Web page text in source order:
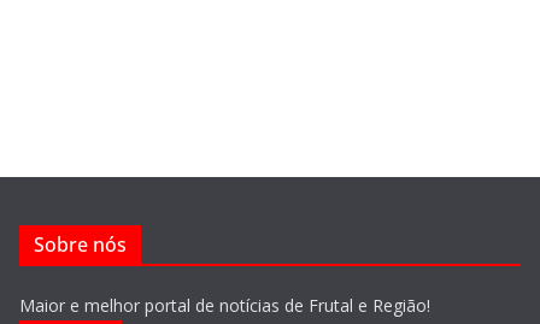
Sobre nós
Maior e melhor portal de notícias de Frutal e Região!